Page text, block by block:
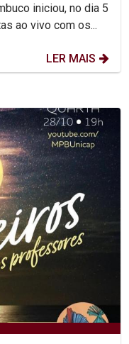
iniciou, no dia 5
ao vivo com os...
LER MAIS